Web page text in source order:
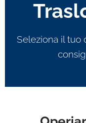
Seleziona il tuo